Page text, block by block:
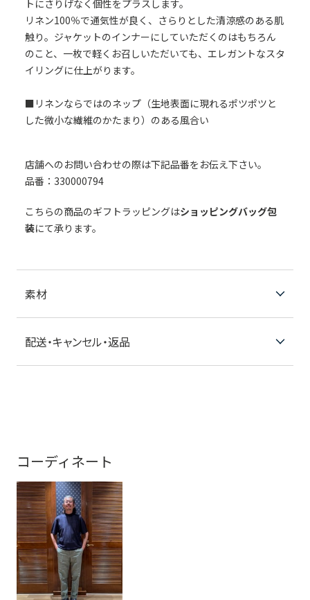
トにさりげなく個性をプラスします。
リネン100％で通気性が良く、さらりとした清涼感のある肌
触り。ジャケットのインナーにしていただくのはもちろん
のこと、一枚で軽くお召しいただいても、エレガントなスタ
イリングに仕上がります。
■リネンならではのネップ（生地表面に現れるポツポツと
した微小な繊維のかたまり）のある風合い
店舗へのお問い合わせの際は下記品番をお伝え下さい。
品番：330000794
こちらの商品のギフトラッピングはショッピングバッグ包
装にて承ります。
素材
配送・キャンセル・返品
コーディネート